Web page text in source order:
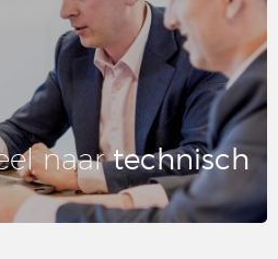
naartech­nisch